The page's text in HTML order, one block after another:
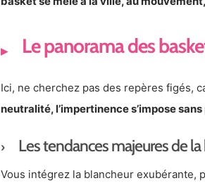
Le panorama des
Ici, ne cherchez pas des repères figés,
neutralité, l’impertinence s’impose
Les tendances majeures de
Vous intégrez la blancheur exubérante,